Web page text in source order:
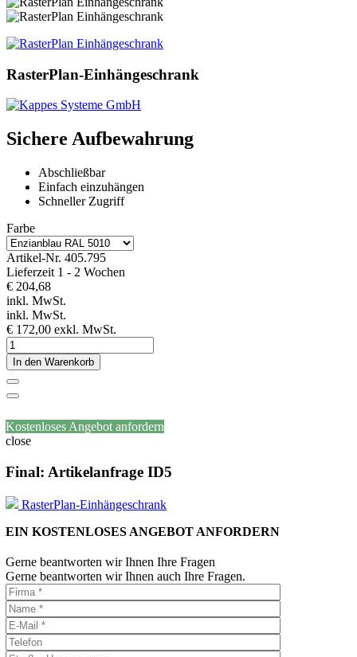
RasterPlan-Einhängeschrank
Sichere Aufbewahrung
Abschließbar
Einfach einzuhängen
Schneller Zugriff
Farbe
Artikel-Nr. 405.795
Lieferzeit 1 - 2 Wochen
€ 204,68
inkl. MwSt.
inkl. MwSt.
€ 172,00 exkl. MwSt.
In den Warenkorb
Kostenloses Angebot anfordern
close
Final: Artikelanfrage ID5
RasterPlan-Einhängeschrank
EIN KOSTENLOSES ANGEBOT ANFORDERN
Gerne beantworten wir Ihnen Ihre Fragen
Gerne beantworten wir Ihnen auch Ihre Fragen.